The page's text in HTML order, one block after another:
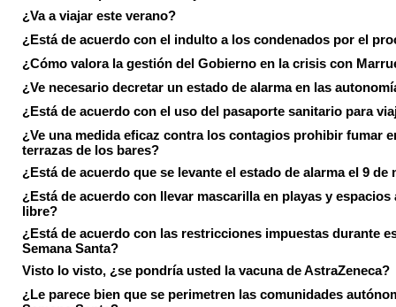
¿Va a viajar este verano?
¿Está de acuerdo con el indulto a los condenados por el
¿Cómo valora la gestión del Gobierno en la crisis con
¿Ve necesario decretar un estado de alarma en las
¿Está de acuerdo con el uso del pasaporte sanitario para
¿Ve una medida eficaz contra los contagios prohibir fumar
terrazas de los bares?
¿Está de acuerdo que se levante el estado de alarma el 9 de
¿Está de acuerdo con llevar mascarilla en playas y espacios
libre?
¿Está de acuerdo con las restricciones impuestas durante
Semana Santa?
Visto lo visto, ¿se pondría usted la vacuna de AstraZeneca?
¿Le parece bien que se perimetren las comunidades